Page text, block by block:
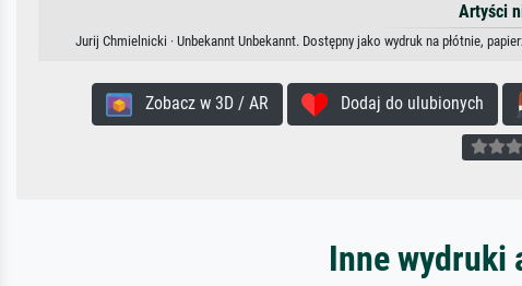
Artyści
Jurij Chmielnicki · Unbekannt Unbekannt. Dostępny jako wydruk na płótnie,
Zobacz w 3D / AR Dodaj do ulubionych
Inne wydruki